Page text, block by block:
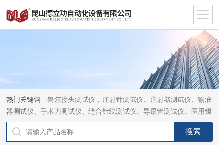
热门关键词：鲁尔接头测试仪，注射针测试仪、注射器测试仪、输液
器测试仪、手术刀测试仪、缝合针线测试仪、导尿管测试仪、医用镊
钳测试仪、导引管导丝测试仪、针灸针测试仪、留置针测试仪